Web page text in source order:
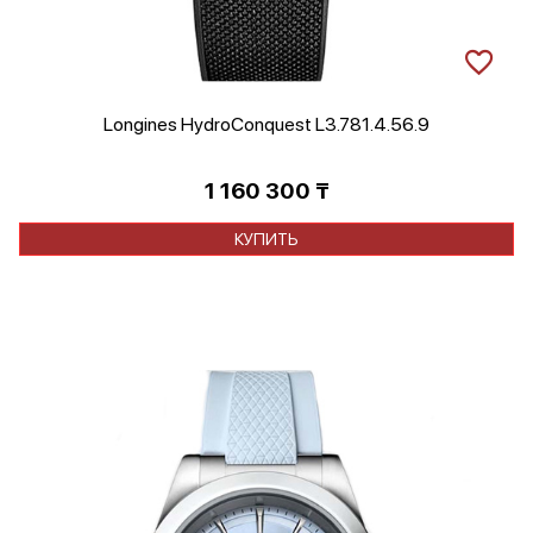
Longines HydroConquest L3.781.4.56.9
1 160 300 ₸
КУПИТЬ